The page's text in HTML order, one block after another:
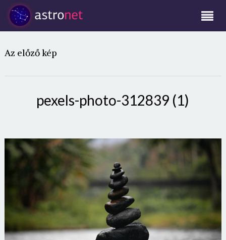
Az előző kép
pexels-photo-312839 (1)